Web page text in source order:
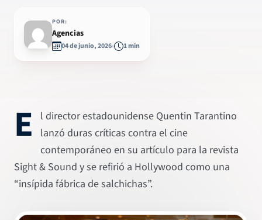
POR:
Agencias
04 de junio, 2026 1 min
E
l director estadounidense Quentin Tarantino
lanzó duras críticas contra el cine
contemporáneo en su artículo para la revista
Sight & Sound y se refirió a Hollywood como una
“insípida fábrica de salchichas”.